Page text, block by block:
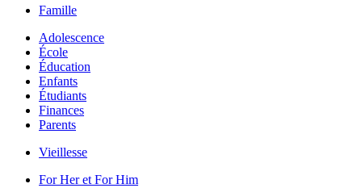
Famille
Adolescence
École
Éducation
Enfants
Étudiants
Finances
Parents
Vieillesse
For Her et For Him